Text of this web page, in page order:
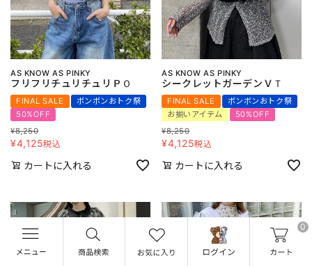
0
AS KNOW AS PINKY
フリフリチュリチュリＰＯ
FINAL SALE
ボンボンおトク祭
50%OFF
¥8,250
¥4,125税込
カートに入れる
AS KNOW AS PINKY
シークレットガーデンＶＴ
FINAL SALE
ボンボンおトク祭
お揃いアイテム
50%OFF
¥8,250
¥4,125税込
カートに入れる